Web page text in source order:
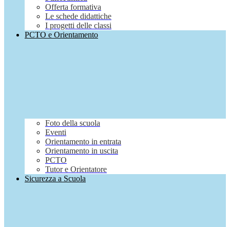
Offerta formativa
Le schede didattiche
I progetti delle classi
PCTO e Orientamento
Foto della scuola
Eventi
Orientamento in entrata
Orientamento in uscita
PCTO
Tutor e Orientatore
Sicurezza a Scuola